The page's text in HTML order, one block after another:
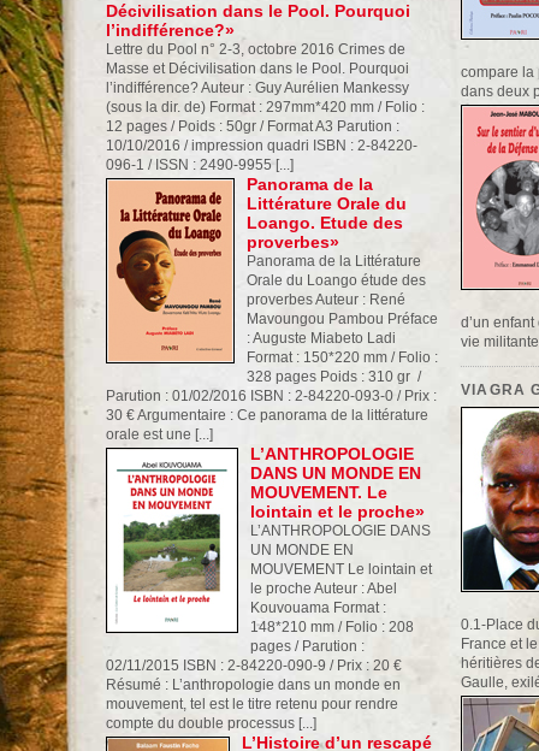
Décivilisation dans le Pool. Pourquoi
l’indifférence?»
Lettre du Pool n° 2-3, octobre 2016 Crimes de
Masse et Décivilisation dans le Pool. Pourquoi
l’indifférence? Auteur : Guy Aurélien Mankessy
(sous la dir. de) Format : 297mm*420 mm / Folio :
12 pages / Poids : 50gr / Format A3 Parution :
10/10/2016 / impression quadri ISBN : 2-84220-
096-1 / ISSN : 2490-9955 [...]
Panorama de la
Littérature Orale du
Loango. Etude des
proverbes»
Panorama de la Littérature
Orale du Loango étude des
proverbes Auteur : René
Mavoungou Pambou Préface
: Auguste Miabeto Ladi
Format : 150*220 mm / Folio :
328 pages Poids : 310 gr /
Parution : 01/02/2016 ISBN : 2-84220-093-0 / Prix :
30 € Argumentaire : Ce panorama de la littérature
orale est une [...]
L’ANTHROPOLOGIE
DANS UN MONDE EN
MOUVEMENT. Le
lointain et le proche»
L’ANTHROPOLOGIE DANS
UN MONDE EN
MOUVEMENT Le lointain et
le proche Auteur : Abel
Kouvouama Format :
148*210 mm / Folio : 208
pages / Parution :
02/11/2015 ISBN : 2-84220-090-9 / Prix : 20 €
Résumé : L’anthropologie dans un monde en
mouvement, tel est le titre retenu pour rendre
compte du double processus [...]
L’Histoire d’un rescapé
compare la
dans deux
d’un
vie
VIAGRA
0.1-Place
France et
héritières
Gaulle,